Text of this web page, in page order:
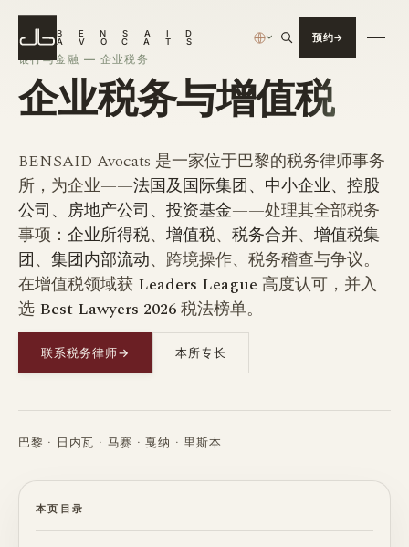
B E N S A I
D
A
V O C A T S › 预约
银行与金融 — 企业税务
企业税务与增值税
BENSAID Avocats 是一家位于巴黎的税务律师事务
所，为企业——法国及国际集团、中小企业、控股
公司、房地产公司、投资基金——处理其全部税务
事项： 企业所得税、 增值税、 税务合并、 增值税集
团、 集团内部流动、跨境操作、税务稽查与争议。
在增值税领域获 Leaders League 高度认可，并入
选 Best Lawyers 2026税法榜单。
联系税务律师→ 本所专长
巴黎 · 日内瓦 · 马赛 · 戛纳 · 里斯本
本页目录